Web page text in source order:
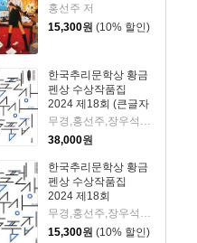
홍선주 저
15,300원 (10% 할인)
한국추리문학상 황금
펜상 수상작품집
2024 제18회 (큰글자
책)
무경,홍선주,장우석,박건우,정해연,김범석 저
38,000원
한국추리문학상 황금
펜상 수상작품집
2024 제18회
무경,홍선주,장우석,박건우,정해연,김범석 저
15,300원 (10% 할인)